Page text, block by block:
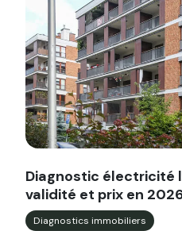
Image illustrant l'article
Diagnostic électricité
validité et prix en
Diagnostics immobiliers